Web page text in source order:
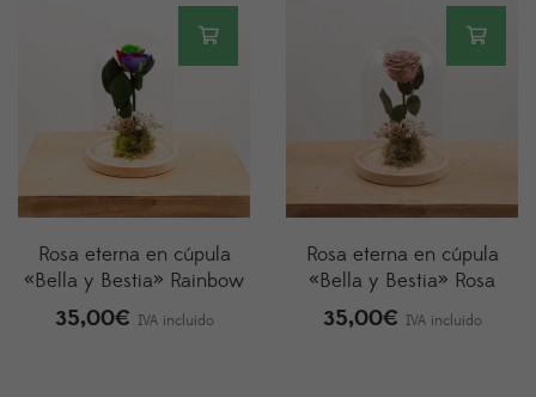
Rosa eterna en cúpula
«Bella y Bestia» Rainbow
35,00€ IVA incluido
Rosa eterna en cúpula
«Bella y Bestia» Rosa
35,00€ IVA incluido